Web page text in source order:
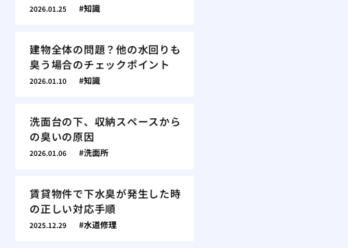
2026.01.25 知識
建物全体の問題？他の水回りも
臭う場合のチェックポイント
2026.01.10 知識
洗面台の下、収納スペースから
の臭いの原因
2026.01.06 洗面所
賃貸物件で下水臭が発生した時
の正しい対応手順
2025.12.29 水道修理